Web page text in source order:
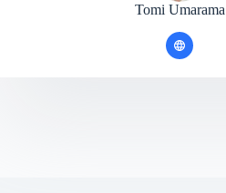
Tomi Umarama